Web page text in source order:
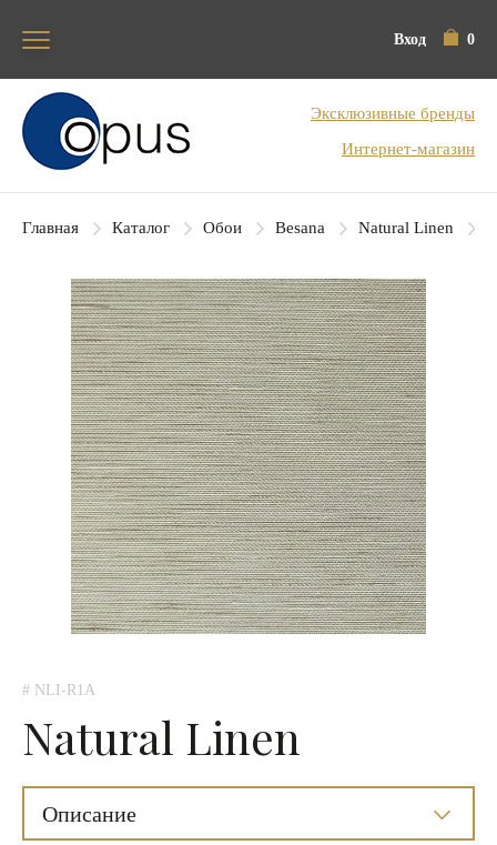
Вход 0
Блок поиска
Эксклюзивные бренды
Интернет-магазин
Главная Каталог Обои Besana Natural Linen
# NLI-R1A
Natural Linen
Описание